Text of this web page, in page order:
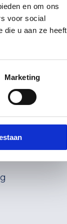
en om ons
voor social
die u aan ze heeft
Marketing